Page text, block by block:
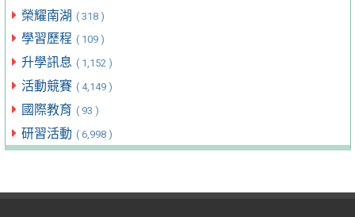
榮耀南湖 ( 318 )
學習歷程 ( 109 )
升學訊息 ( 1,152 )
活動競賽 ( 4,149 )
國際教育 ( 93 )
研習活動 ( 6,998 )